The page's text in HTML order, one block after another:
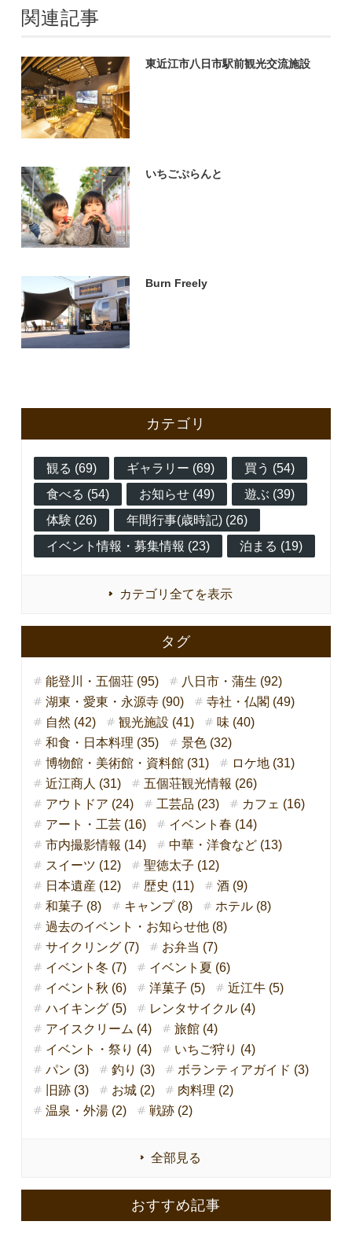
関連記事
東近江市八日市駅前観光交流施設
いちごぷらんと
Burn Freely
カテゴリ
観る (69) ギャラリー (69)
買う (54)
食べる (54)
お知らせ (49)
遊ぶ (39)
体験 (26)
年間行事(歳時記) (26)
イベント情報・募集情報 (23)
泊まる (19)
カテゴリ全てを表示
タグ
能登川・五個荘 (95)
八日市・蒲生 (92)
湖東・愛東・永源寺 (90)
寺社・仏閣 (49)
自然 (42)
観光施設 (41)
味 (40)
和食・日本料理 (35)
景色 (32)
博物館・美術館・資料館 (31)
ロケ地 (31)
近江商人 (31)
五個荘観光情報 (26)
アウトドア (24)
工芸品 (23)
カフェ (16)
アート・工芸 (16)
イベント春 (14)
市内撮影情報 (14)
中華・洋食など (13)
スイーツ (12)
聖徳太子 (12)
日本遺産 (12)
歴史 (11)
酒 (9)
和菓子 (8)
キャンプ (8)
ホテル (8)
過去のイベント・お知らせ他 (8)
サイクリング (7)
お弁当 (7)
イベント冬 (7)
イベント夏 (6)
イベント秋 (6)
洋菓子 (5)
近江牛 (5)
ハイキング (5)
レンタサイクル (4)
アイスクリーム (4)
旅館 (4)
イベント・祭り (4)
いちご狩り (4)
パン (3)
釣り (3)
ボランティアガイド (3)
旧跡 (3)
お城 (2)
肉料理 (2)
温泉・外湯 (2)
戦跡 (2)
全部見る
おすすめ記事